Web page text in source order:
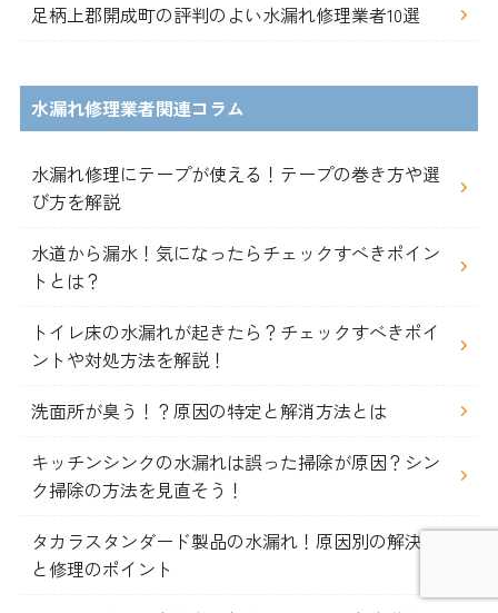
足柄上郡開成町の評判のよい水漏れ修理業者10選
水漏れ修理業者関連コラム
水漏れ修理にテープが使える！テープの巻き方や選
び方を解説
水道から漏水！気になったらチェックすべきポイン
トとは？
トイレ床の水漏れが起きたら？チェックすべきポイ
ントや対処方法を解説！
洗面所が臭う！？原因の特定と解消方法とは
キッチンシンクの水漏れは誤った掃除が原因？シン
ク掃除の方法を見直そう！
タカラスタンダード製品の水漏れ！原因別の解決策
と修理のポイント